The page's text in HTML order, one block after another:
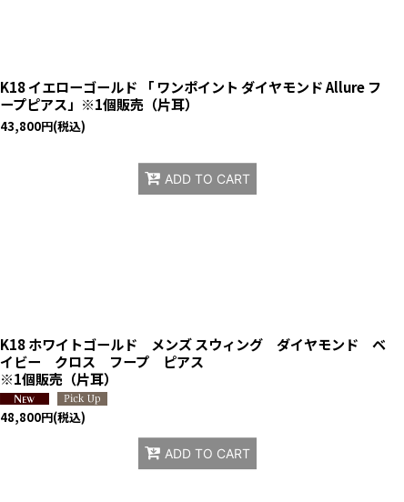
K18 イエローゴールド 「 ワンポイント ダイヤモンド Allure フ
ープピアス」※1個販売（片耳）
43,800円(税込)
ADD TO CART
K18 ホワイトゴールド メンズ スウィング ダイヤモンド ベ
イビー クロス フープ ピアス
※1個販売（片耳）
48,800円(税込)
ADD TO CART